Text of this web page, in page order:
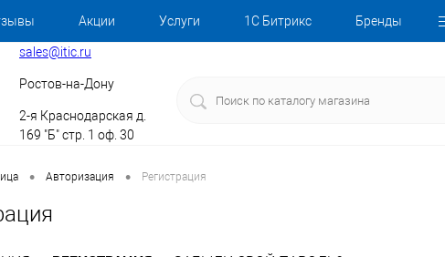
Акции Услуги 1С Битрикс Бренды
sales@itic.ru
Ростов-на-Дону
2-я Краснодарская д.
169 "Б" стр. 1 оф. 30
• Авторизация • Регистрация